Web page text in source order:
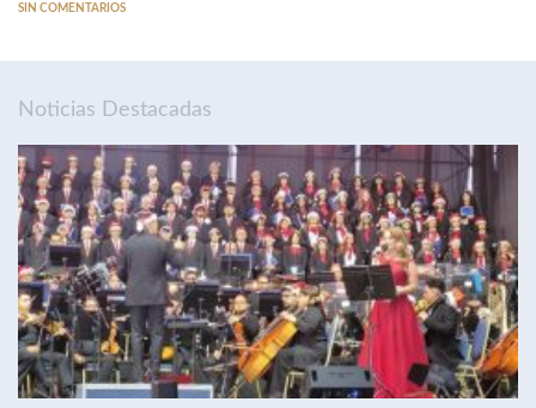
SIN COMENTARIOS
Noticias Destacadas